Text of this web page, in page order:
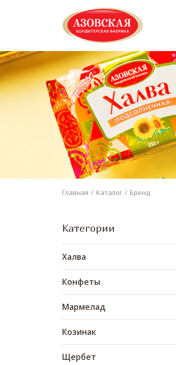
Главная Каталог Бренд
Категории
Халва
Конфеты
Мармелад
Козинак
Щербет